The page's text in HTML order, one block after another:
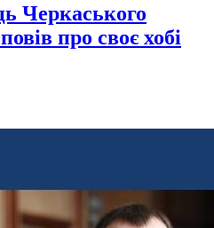
Черкаського
про своє хобі